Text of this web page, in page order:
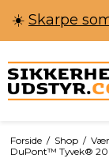
☀️ Skarpe
Forside / Shop /
DuPont™ Tyvek®